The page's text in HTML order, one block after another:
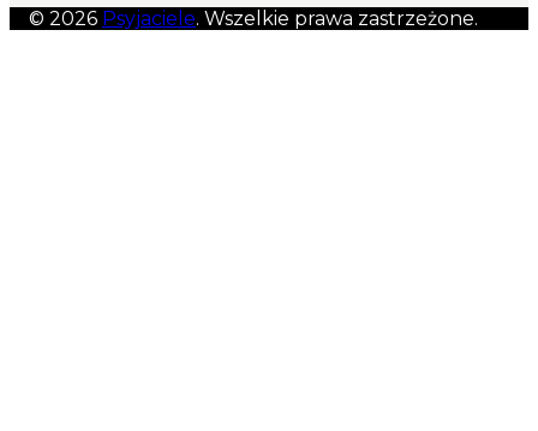
© 2026 Psyjaciele. Wszelkie prawa zastrzeżone.